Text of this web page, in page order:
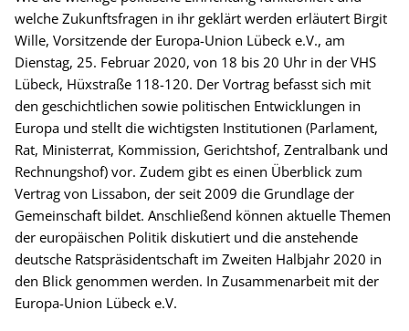
welche Zukunftsfragen in ihr geklärt werden erläutert Birgit
Wille, Vorsitzende der Europa-Union Lübeck e.V., am
Dienstag, 25. Februar 2020, von 18 bis 20 Uhr in der VHS
Lübeck, Hüxstraße 118-120. Der Vortrag befasst sich mit
den geschichtlichen sowie politischen Entwicklungen in
Europa und stellt die wichtigsten Institutionen (Parlament,
Rat, Ministerrat, Kommission, Gerichtshof, Zentralbank und
Rechnungshof) vor. Zudem gibt es einen Überblick zum
Vertrag von Lissabon, der seit 2009 die Grundlage der
Gemeinschaft bildet. Anschließend können aktuelle Themen
der europäischen Politik diskutiert und die anstehende
deutsche Ratspräsidentschaft im Zweiten Halbjahr 2020 in
den Blick genommen werden. In Zusammenarbeit mit der
Europa-Union Lübeck e.V.